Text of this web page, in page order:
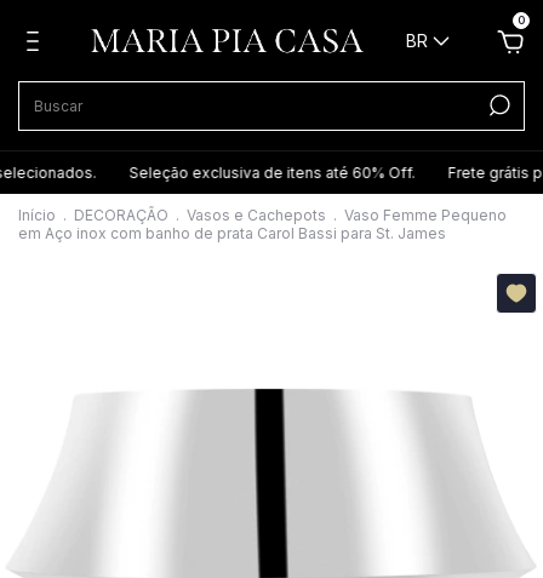
BR
0
Seleção exclusiva de itens até 60% Off. Frete grátis
Início . DECORAÇÃO . Vasos e Cachepots . Vaso Femme Pequeno
em Aço inox com banho de prata Carol Bassi para St. James